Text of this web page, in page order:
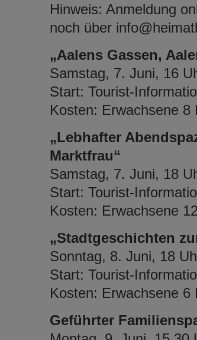
Hinweis: Anmeldung
noch über
„Aalens Gassen,
Samstag, 7. Juni, 16
Start: Tourist-
Kosten: Erwachsene
„Lebhafter
Marktfrau“
Samstag, 7. Juni, 18
Start: Tourist-
Kosten: Erwachsene
„Stadtgeschichten
Sonntag, 8. Juni, 18
Start: Tourist-
Kosten: Erwachsene
Geführter